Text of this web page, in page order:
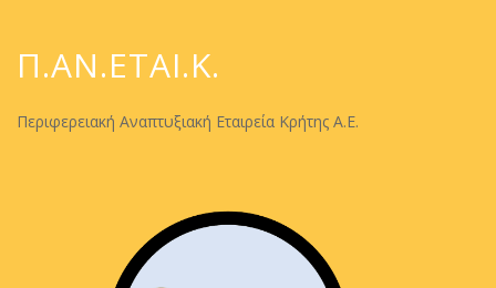
Π.ΑΝ.ΕΤΑΙ.Κ.
Περιφερειακή Αναπτυξιακή Εταιρεία Κρήτης Α.Ε.